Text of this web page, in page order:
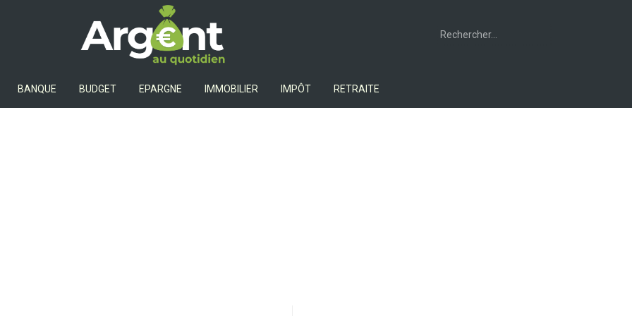
Argent Au Quotidien
Rechercher :
BANQUE BUDGET EPARGNE IMMOBILIER IMPÔT RETRAITE